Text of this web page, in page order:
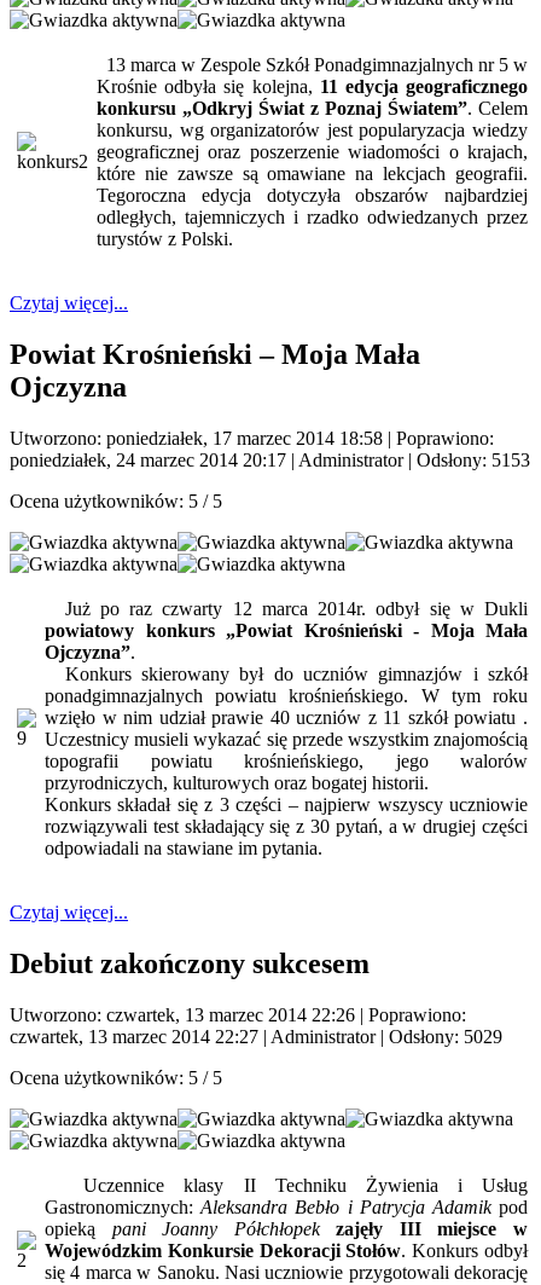
13 marca w Zespole Szkół Ponadgimnazjalnych nr 5 w
Krośnie odbyła się kolejna, 11 edycja geograficznego
konkursu „Odkryj Świat z Poznaj Światem”. Celem
konkursu, wg organizatorów jest popularyzacja wiedzy
geograficznej oraz poszerzenie wiadomości o krajach,
które nie zawsze są omawiane na lekcjach geografii.
Tegoroczna edycja dotyczyła obszarów najbardziej
odległych, tajemniczych i rzadko odwiedzanych przez
turystów z Polski.
Czytaj więcej...
Powiat Krośnieński – Moja Mała
Ojczyzna
Utworzono: poniedziałek, 17 marzec 2014 18:58 | Poprawiono:
poniedziałek, 24 marzec 2014 20:17 | Administrator| Odsłony: 5153
Ocena użytkowników: 5 / 5
Już po raz czwarty 12 marca 2014r. odbył się w Dukli
powiatowy konkurs „Powiat Krośnieński - Moja Mała
Ojczyzna”.
Konkurs skierowany był do uczniów gimnazjów i szkół
ponadgimnazjalnych powiatu krośnieńskiego. W tym roku
wzięło w nim udział prawie 40 uczniów z 11 szkół powiatu .
Uczestnicy musieli wykazać się przede wszystkim znajomością
topografii powiatu krośnieńskiego, jego walorów
przyrodniczych, kulturowych oraz bogatej historii.
Konkurs składał się z 3 części – najpierw wszyscy uczniowie
rozwiązywali test składający się z 30 pytań, a w drugiej części
odpowiadali na stawiane im pytania.
Czytaj więcej...
Debiut zakończony sukcesem
Utworzono: czwartek, 13 marzec 2014 22:26 | Poprawiono:
czwartek, 13 marzec 2014 22:27 | Administrator| Odsłony: 5029
Ocena użytkowników: 5 / 5
Uczennice klasy II Techniku Żywienia i Usług
Gastronomicznych:Aleksandra Bebło i Patrycja Adamikpod
opieką pani Joanny Półchłopek
zajęły III miejsce w
Wojewódzkim Konkursie Dekoracji Stołów. Konkurs odbył
się 4 marca w Sanoku. Nasi uczniowie przygotowali dekorację